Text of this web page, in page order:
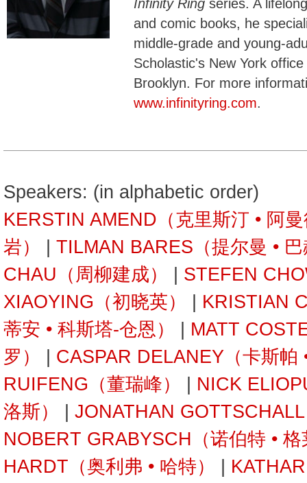
Infinity Ring series. A
and comic books, he
middle-grade and young-
Scholastic's New York
Brooklyn. For more
www.infinityring.com.
Speakers: (in alphabetic order)
KERSTIN AMEND（克里斯汀 • 阿
岩）
TILMAN BARES（提尔曼 •
CHAU（周柳建成）
STEFEN
XIAOYING（初晓英）
KRISTIAN
蒂安 • 科斯塔-仓恩）
MATT
罗）
CASPAR DELANEY（卡斯帕
RUIFENG（董瑞峰）
NICK
洛斯）
JONATHAN
NOBERT GRABYSCH（诺伯特 •
HARDT（奥利弗 • 哈特）